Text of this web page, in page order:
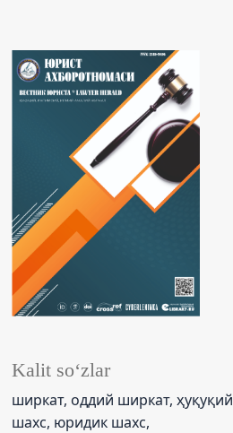
Kalit so‘zlar
ширкат, оддий ширкат, ҳуқуқий
шахс, юридик шахс,